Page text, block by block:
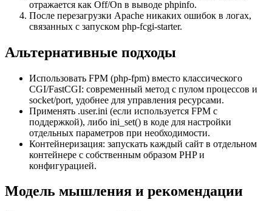
отражается как Off/On в выводе phpinfo.
После перезагрузки Apache никаких ошибок в логах,
связанных с запуском php-fcgi-starter.
Альтернативные подходы
Использовать FPM (php-fpm) вместо классического
CGI/FastCGI: современный метод с пулом процессов и
socket/port, удобнее для управления ресурсами.
Применять .user.ini (если используется FPM с
поддержкой), либо ini_set() в коде для настройки
отдельных параметров при необходимости.
Контейнеризация: запускать каждый сайт в отдельном
контейнере с собственным образом PHP и
конфигурацией.
Модель мышления и рекомендации